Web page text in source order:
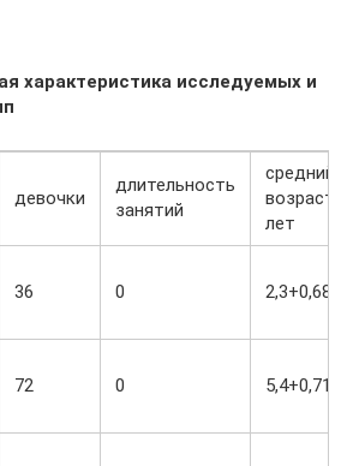
характеристика исследуемых и
девочки
длительность
занятий
средний
возраст,
лет
36 0 2,3+0,68
72 0 5,4+0,71